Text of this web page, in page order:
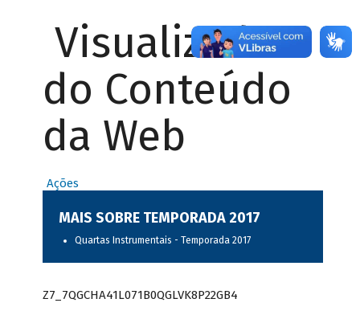
Visualizador
do Conteúdo
da Web
Ações
MAIS SOBRE TEMPORADA 2017
Quartas Instrumentais - Temporada 2017
Z7_7QGCHA41L071B0QGLVK8P22GB4